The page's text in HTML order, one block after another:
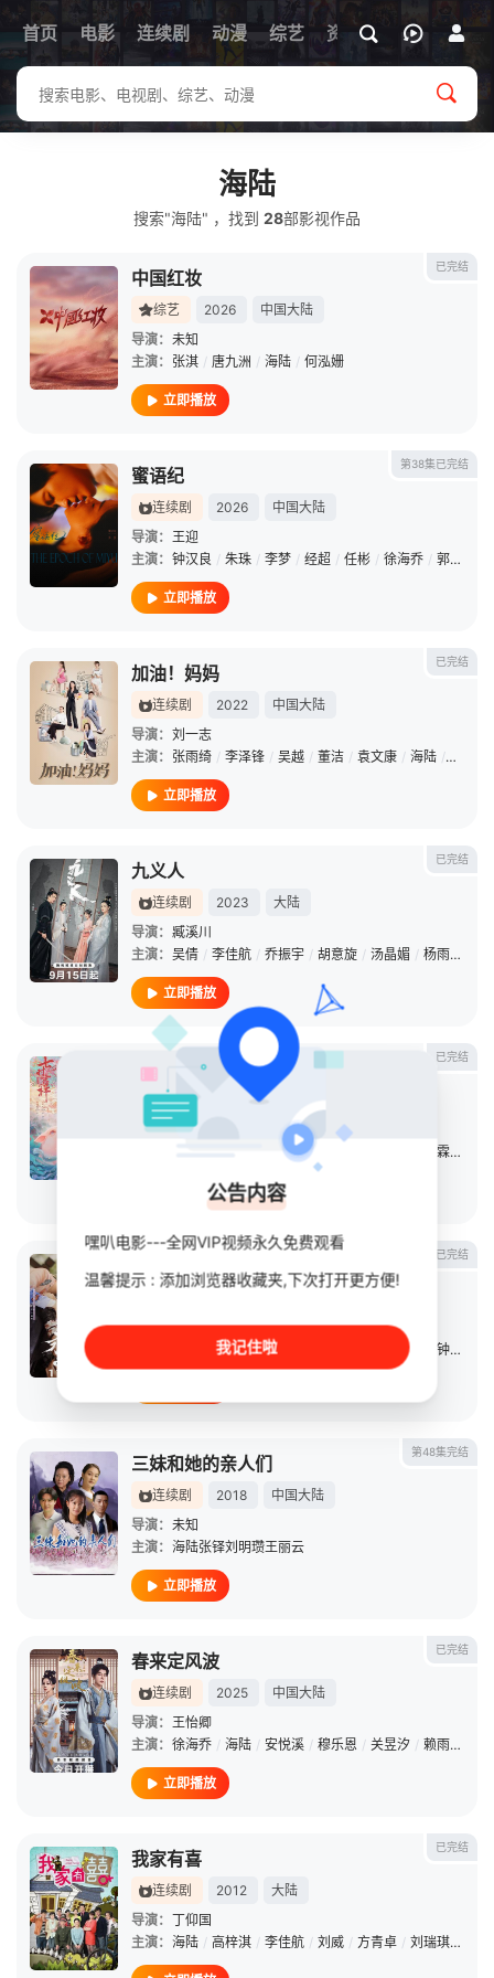
首页 电影 连续剧 动漫 综艺 资讯
海陆
搜索"海陆" ，找到 28部影视作品
已完结
中国红妆
综艺 2026
中国大陆
导演： 未知
主演： 张淇 / 唐九洲 / 海陆 / 何泓姗
立即播放
第38集已完结
蜜语纪
连续剧 2026
中国大陆
导演： 王迎
主演： 钟汉良 / 朱珠 / 李梦 / 经超 / 任彬 / 徐海乔 / 郭晓婷
立即播放
已完结
加油！妈妈
连续剧 2022
中国大陆
导演： 刘一志
主演： 张雨绮 / 李泽锋 / 吴越 / 董洁 / 袁文康 / 海陆 / 黄维德
立即播放
已完结
九义人
连续剧 2023
大陆
导演： 臧溪川
主演： 吴倩 / 李佳航 / 乔振宇 / 胡意旋 / 汤晶媚 / 杨雨潼
立即播放
已完结
七时吉祥
连续剧
导演：李南
杨皓宇 郑国霖 /
立即播放
已完结
永夜星河
导演：赵一龙
/ 丁禹兮 / 陈都灵 钟欣潼
第48集完结
三妹和她的亲人们
连续剧 2018
中国大陆
导演： 未知
主演： 海陆张铎刘明瓒王丽云
立即播放
已完结
春来定风波
连续剧 2025
中国大陆
导演： 王怡卿
主演： 徐海乔 / 海陆 / 安悦溪 / 穆乐恩 / 关昱汐 / 赖雨濛
立即播放
已完结
我家有喜
连续剧 2012
大陆
导演： 丁仰国
主演： 海陆 / 高梓淇 / 李佳航 / 刘威 / 方青卓 / 刘瑞琪 /
公告内容
嘿叭电影---全网VIP视频永久免费观看
温馨提示 : 添加浏览器收藏夹,下次打开更方便!
我记住啦